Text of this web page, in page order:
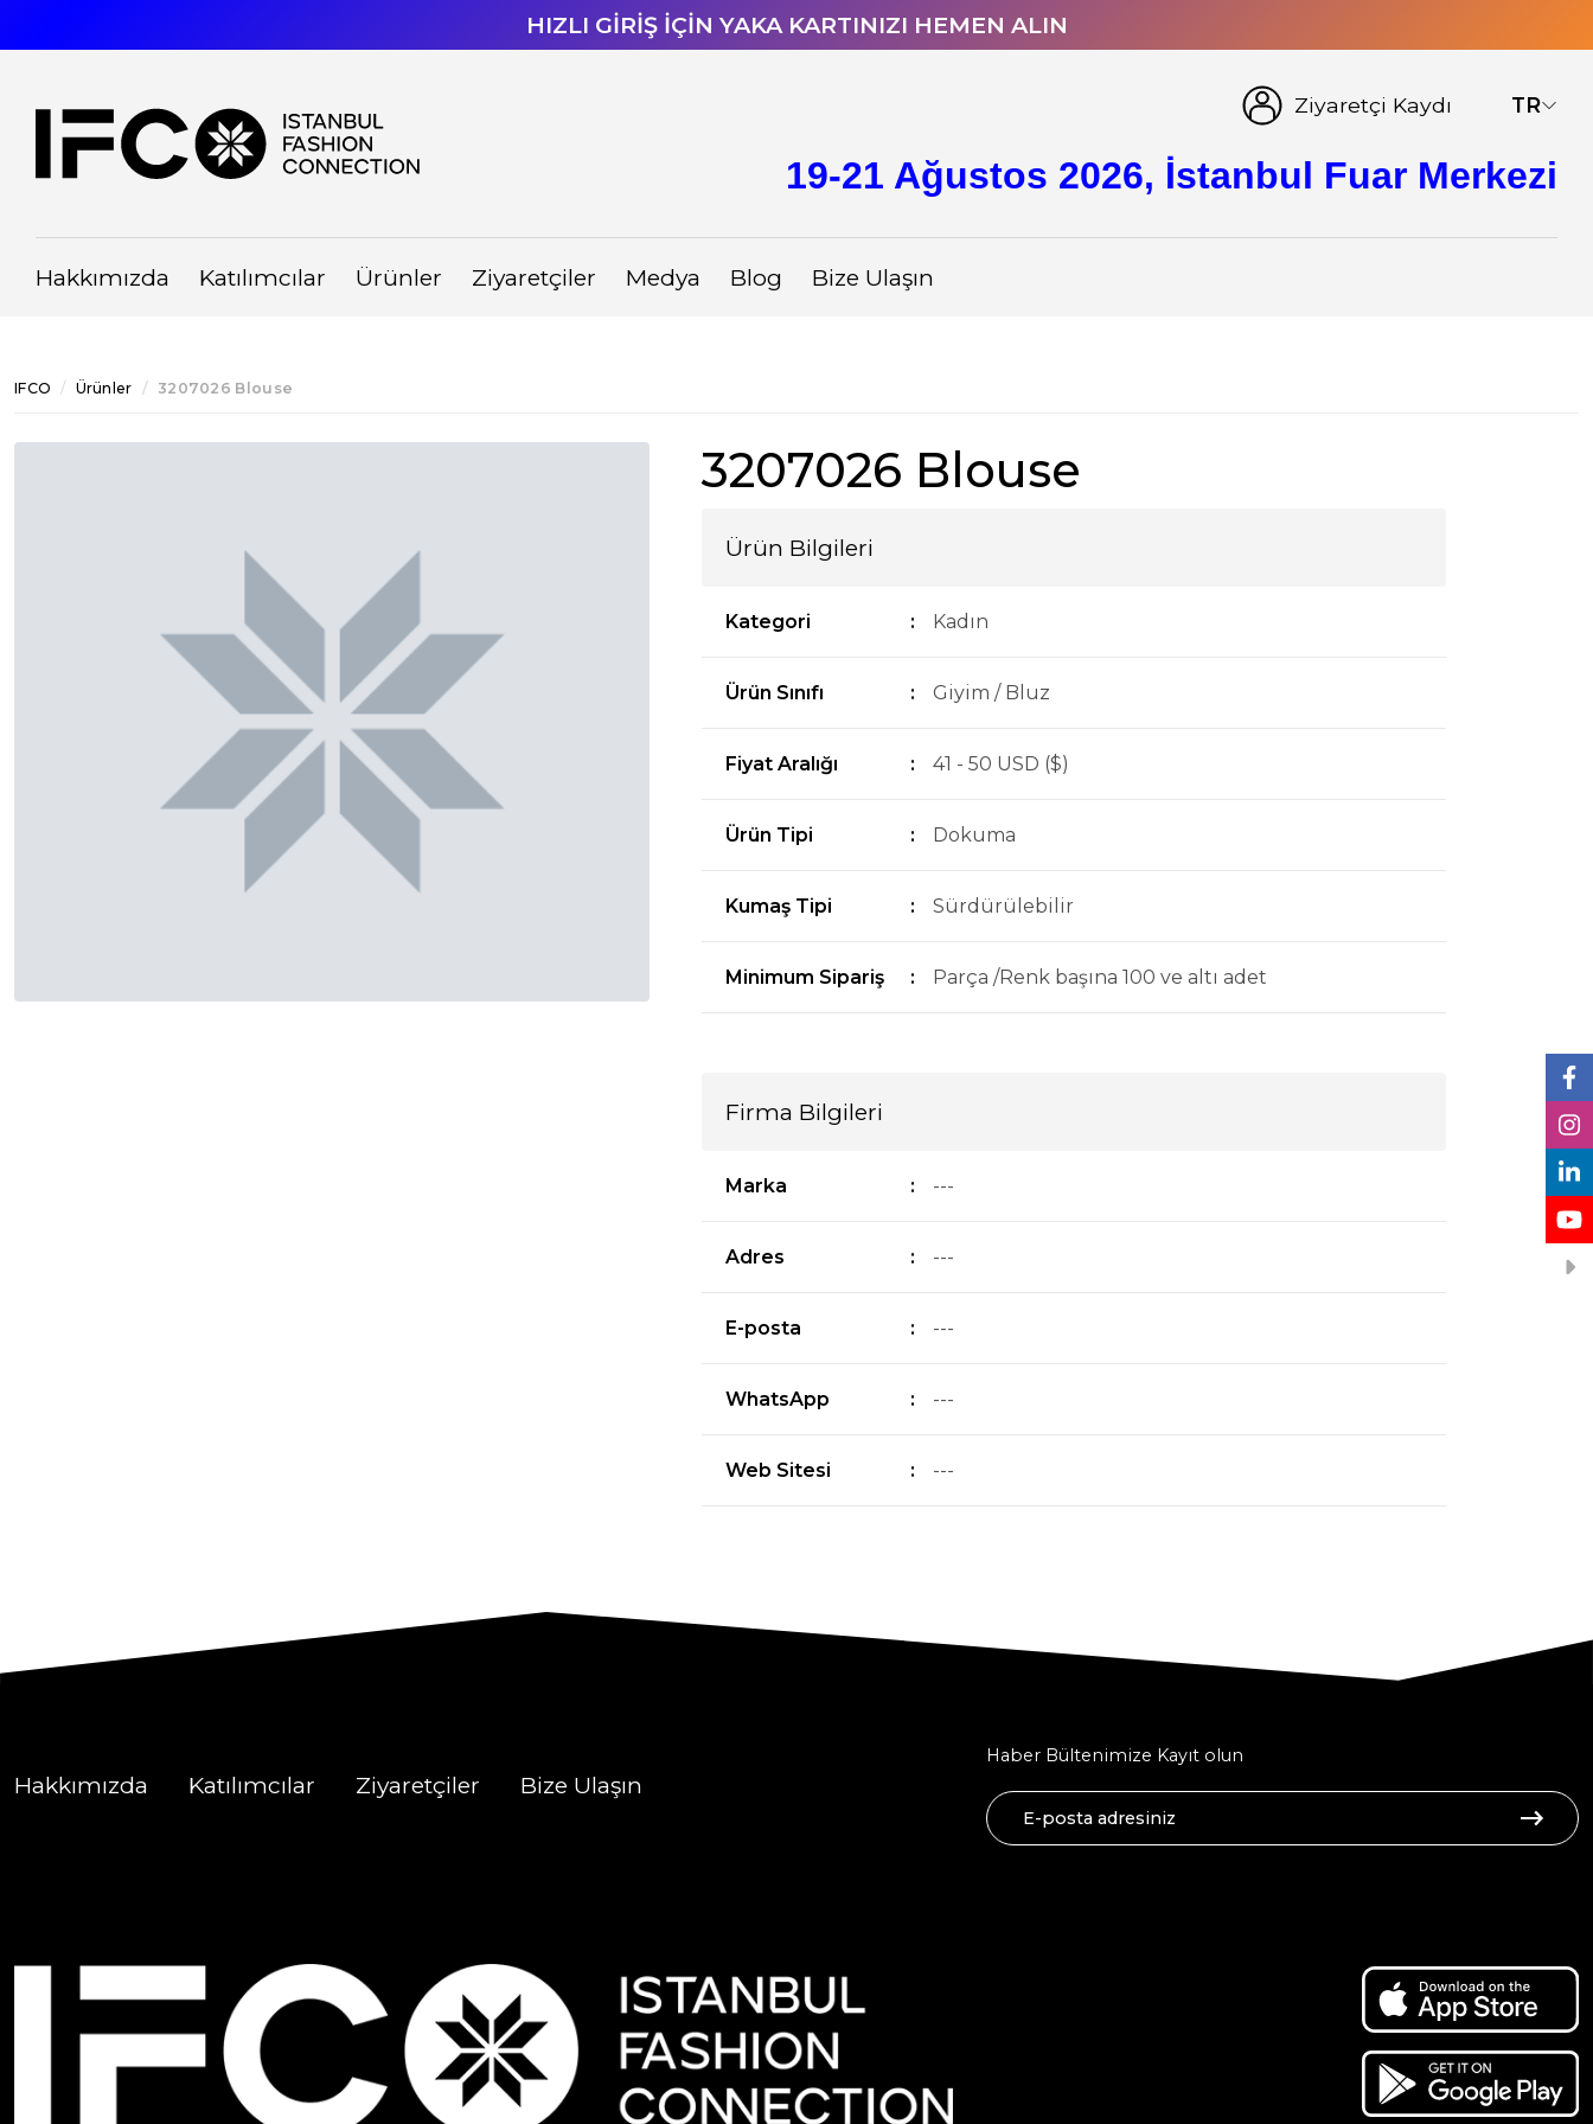
HIZLI GİRİŞ İÇİN YAKA KARTINIZI HEMEN ALIN
Ziyaretçi Kaydı TR
19-21 Ağustos 2026, İstanbul Fuar Merkezi
Hakkımızda Katılımcılar Ürünler Ziyaretçiler Medya Blog Bize Ulaşın
IFCO Ürünler 3207026 Blouse
3207026 Blouse
Ürün Bilgileri
Kategori : Kadın
Ürün Sınıfı : Giyim / Bluz
Fiyat Aralığı : 41 - 50 USD ($)
Ürün Tipi : Dokuma
Kumaş Tipi : Sürdürülebilir
Minimum Sipariş : Parça /Renk başına 100 ve altı adet
Firma Bilgileri
Marka : ---
Adres : ---
E-posta : ---
WhatsApp : ---
Web Sitesi : ---
Hakkımızda Katılımcılar Ziyaretçiler Bize Ulaşın
Haber Bültenimize Kayıt olun